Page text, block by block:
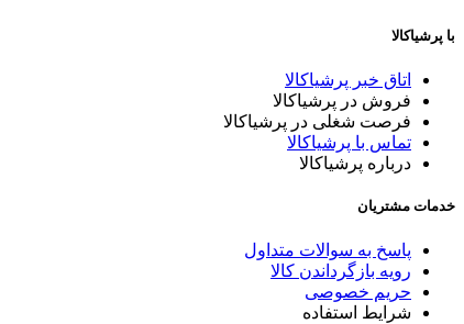
با پرشیاکالا
اتاق خبر پرشیاکالا
فروش در پرشیاکالا
فرصت شغلی در پرشیاکالا
تماس با پرشیاکالا
درباره پرشیاکالا
خدمات مشتریان
پاسخ به سوالات متداول
رویه بازگرداندن کالا
حریم خصوصی
شرایط استفاده